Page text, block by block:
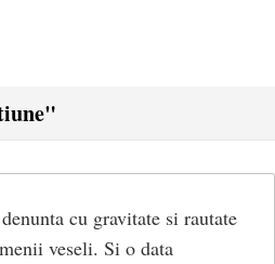
cu gravitate si rautate
veseli. Si o data